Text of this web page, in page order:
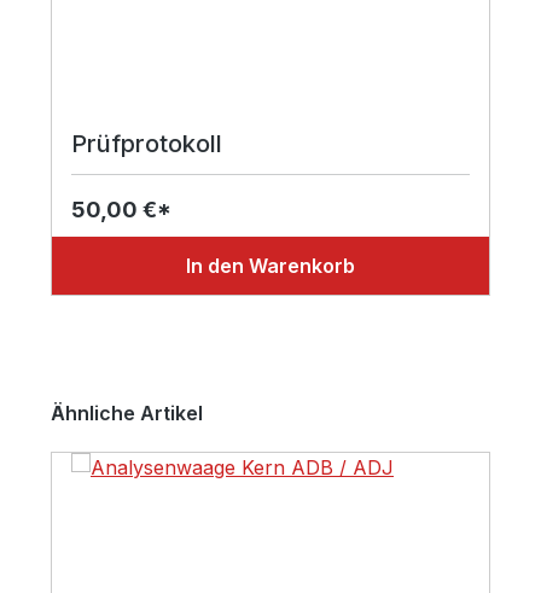
Prüfprotokoll
50,00 €*
In den Warenkorb
Produktgalerie überspringen
Ähnliche Artikel